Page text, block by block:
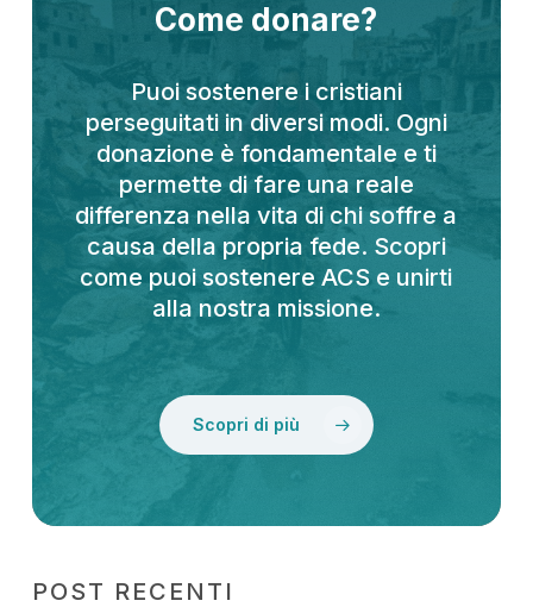
Come donare?
Puoi sostenere i cristiani
perseguitati in diversi modi. Ogni
donazione è fondamentale e ti
permette di fare una reale
differenza nella vita di chi soffre a
causa della propria fede. Scopri
come puoi sostenere ACS e unirti
alla nostra missione.
Scopri di più
POST RECENTI